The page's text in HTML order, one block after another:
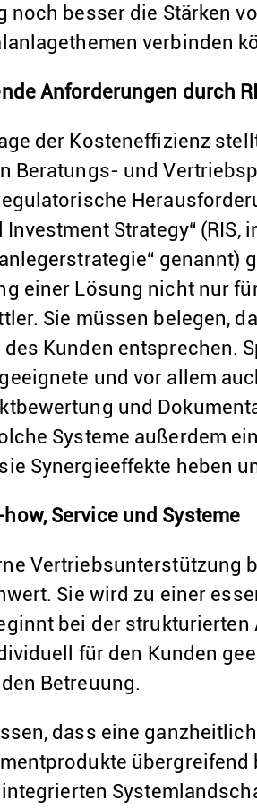
noch besser die Stärken
verbinden
Anforderungen durch
der Kosteneffizienz
Beratungs- und
Investment Strategy“
genannt)
einer Lösung nicht nur
Sie müssen belegen,
des Kunden entsprechen.
und vor allem
und
Systeme außerdem
Synergieeffekte heben
Service und Systeme
Vertriebsunterstützung
Sie wird zu einer
bei der
für den Kunden
Betreuung.
dass eine